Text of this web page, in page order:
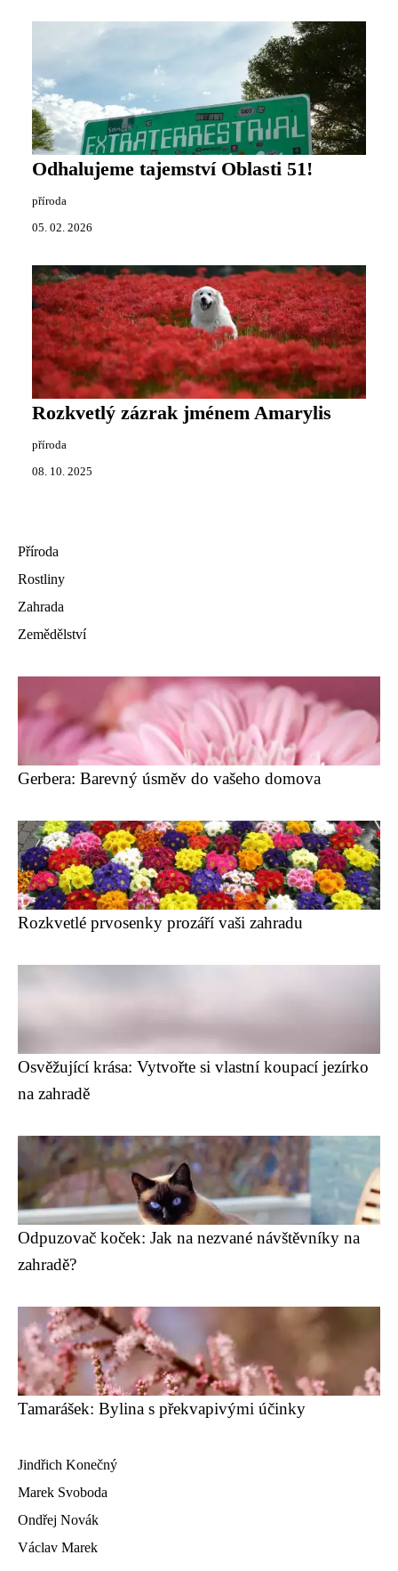
Odhalujeme tajemství Oblasti 51!
příroda
05. 02. 2026
Rozkvetlý zázrak jménem Amarylis
příroda
08. 10. 2025
Příroda
Rostliny
Zahrada
Zemědělství
Gerbera: Barevný úsměv do vašeho domova
Rozkvetlé prvosenky prozáří vaši zahradu
Osvěžující krása: Vytvořte si vlastní koupací jezírko
na zahradě
Odpuzovač koček: Jak na nezvané návštěvníky na
zahradě?
Tamarášek: Bylina s překvapivými účinky
Jindřich Konečný
Marek Svoboda
Ondřej Novák
Václav Marek